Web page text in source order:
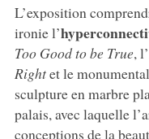
L’exposition
ironie l’
Too Good to be True,
Rightet le monumental
sculpture en marbre
palais, avec laquelle
conceptions de la